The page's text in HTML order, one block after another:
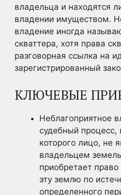
владельца и находятся
владении имуществом.
владение иногда
скваттера, хотя права
разговорная ссылка на
зарегистрированный
КЛЮЧЕВЫЕ
Неблагоприятное
судебный процесс,
которого лицо, не
владельцем
приобретает
эту землю по
определенного